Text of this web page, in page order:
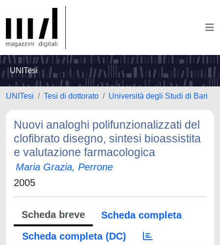
UNITesi
UNITesi Tesi di dottorato Università degli Studi di Bari
Nuovi analoghi polifunzionalizzati del
clofibrato disegno, sintesi bioassistita
e valutazione farmacologica
Maria Grazia, Perrone
2005
Scheda breve
Scheda completa
Scheda completa (DC)